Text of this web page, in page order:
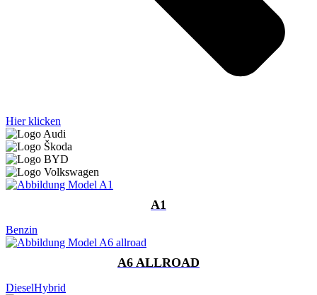
Hier klicken
A1
Benzin
A6 ALLROAD
DieselHybrid